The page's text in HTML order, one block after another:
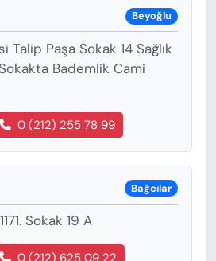
Beyoğlu
Talip Paşa Sokak 14 Sağlık
Bademlik Cami
0 (212) 255 78 99
Bağcılar
Sokak 19 A
0 (212) 625 09 22